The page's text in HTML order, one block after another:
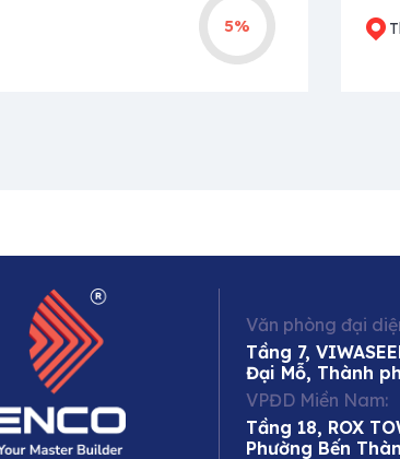
5%
Văn phòng đại
Tầng 7,
Đại Mỗ, Thành
VPĐD Miền Nam:
Tầng 18, ROX
Phường Bến